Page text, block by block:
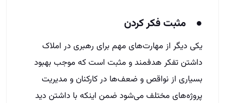
● مثبت فکر کردن
یکی دیگر از مهارت‌های مهم برای رهبری در املاک
داشتن تفکر هدفمند و مثبت است که موجب بهبود
بسیاری از نواقص و ضعف‌ها در کارکنان و مدیریت
پروژه‌های مختلف می‌شود ضمن اینکه با داشتن دید